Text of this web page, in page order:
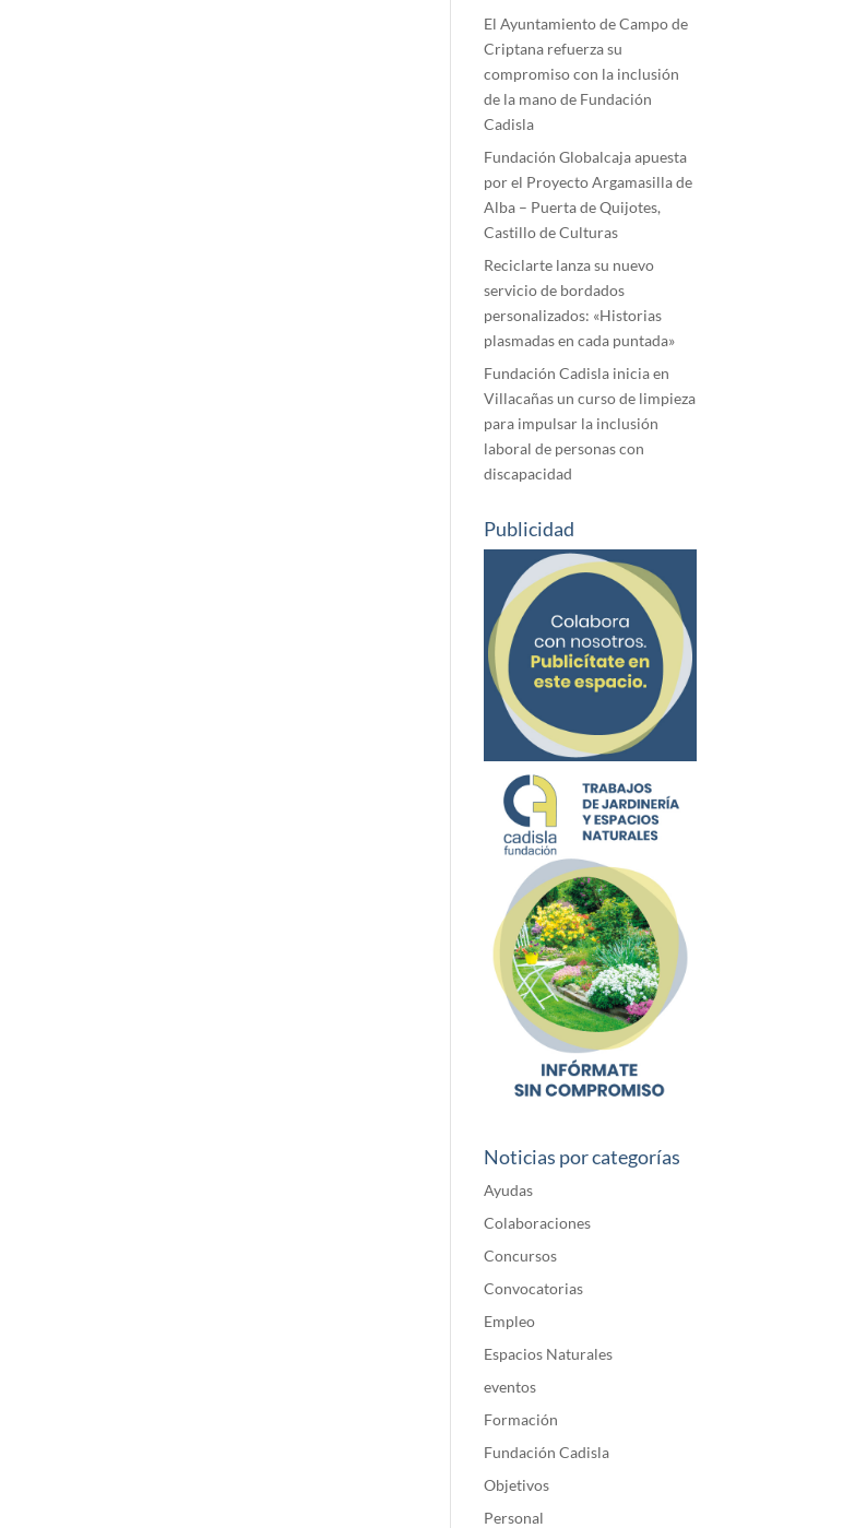
El Ayuntamiento de Campo de
Criptana refuerza su
compromiso con la inclusión
de la mano de Fundación
Cadisla
Fundación Globalcaja apuesta
por el Proyecto Argamasilla de
Alba – Puerta de Quijotes,
Castillo de Culturas
Reciclarte lanza su nuevo
servicio de bordados
personalizados: «Historias
plasmadas en cada puntada»
Fundación Cadisla inicia en
Villacañas un curso de limpieza
para impulsar la inclusión
laboral de personas con
discapacidad
Publicidad
Noticias por categorías
Ayudas
Colaboraciones
Concursos
Convocatorias
Empleo
Espacios Naturales
eventos
Formación
Fundación Cadisla
Objetivos
Personal